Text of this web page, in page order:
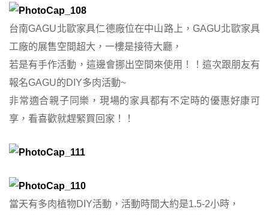
台南GAGU北歐家具仁德廠位在中山路上，GAGU北歐家具
工廠的展售空間超大，一樓是接待大廳，
若是有手作活動，這邊會挪出空間來使用！！這次跟朋友有
報名GAGU的DIY多肉活動~
非常適合親子同樂，現場的家具都有不定時的優惠好康可
享，看喜歡就趕緊買回家！！
當天有多肉植物DIY活動，活動時間大約是1.5-2小時，